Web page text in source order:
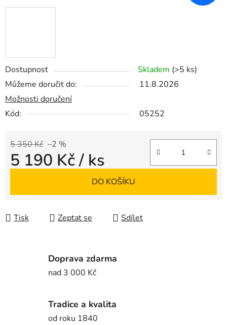
Dostupnost Skladem (>5 ks)
Můžeme doručit do:
11.8.2026
Možnosti doručení
Kód:
05252
5 350 Kč –2 %
5 190 Kč/ ks
DO KOŠÍKU
Tisk Zeptat se Sdílet
Doprava zdarma
nad 3 000 Kč
Tradice a kvalita
od roku 1840